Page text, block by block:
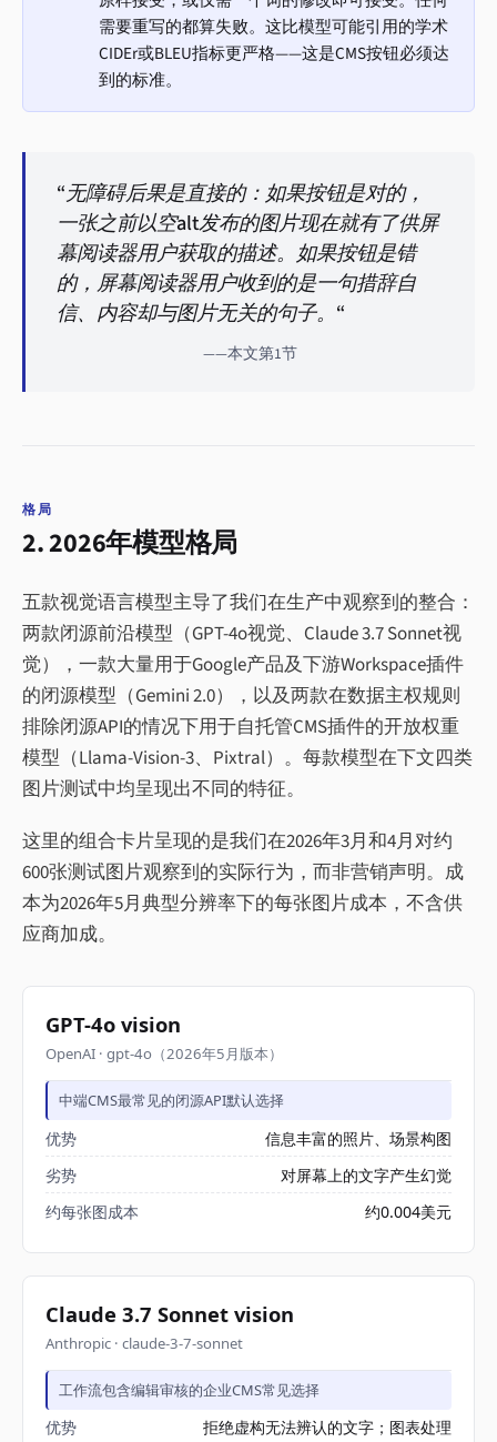
需要重写的都算失败。这比模型可能引用的学术
CIDEr或BLEU指标更严格——这是CMS按钮必须达
到的标准。
“无障碍后果是直接的：如果按钮是对的，
一张之前以空alt发布的图片现在就有了供屏
幕阅读器用户获取的描述。如果按钮是错
的，屏幕阅读器用户收到的是一句措辞自
信、内容却与图片无关的句子。“
——本文第1节
格局
2. 2026年模型格局
五款视觉语言模型主导了我们在生产中观察到的整合：
两款闭源前沿模型（GPT-4o视觉、Claude 3.7 Sonnet视
觉），一款大量用于Google产品及下游Workspace插件
的闭源模型（Gemini 2.0），以及两款在数据主权规则
排除闭源API的情况下用于自托管CMS插件的开放权重
模型（Llama-Vision-3、Pixtral）。每款模型在下文四类
图片测试中均呈现出不同的特征。
这里的组合卡片呈现的是我们在2026年3月和4月对约
600张测试图片观察到的实际行为，而非营销声明。成
本为2026年5月典型分辨率下的每张图片成本，不含供
应商加成。
GPT-4o vision
OpenAI · gpt-4o（2026年5月版本）
中端CMS最常见的闭源API默认选择
优势
信息丰富的照片、场景构图
劣势
对屏幕上的文字产生幻觉
约每张图成本
约0.004美元
Claude 3.7 Sonnet vision
Anthropic · claude-3-7-sonnet
工作流包含编辑审核的企业CMS常见选择
优势
拒绝虚构无法辨认的文字；图表处理